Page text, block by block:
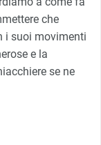
che
i suoi movimenti
e la
se ne